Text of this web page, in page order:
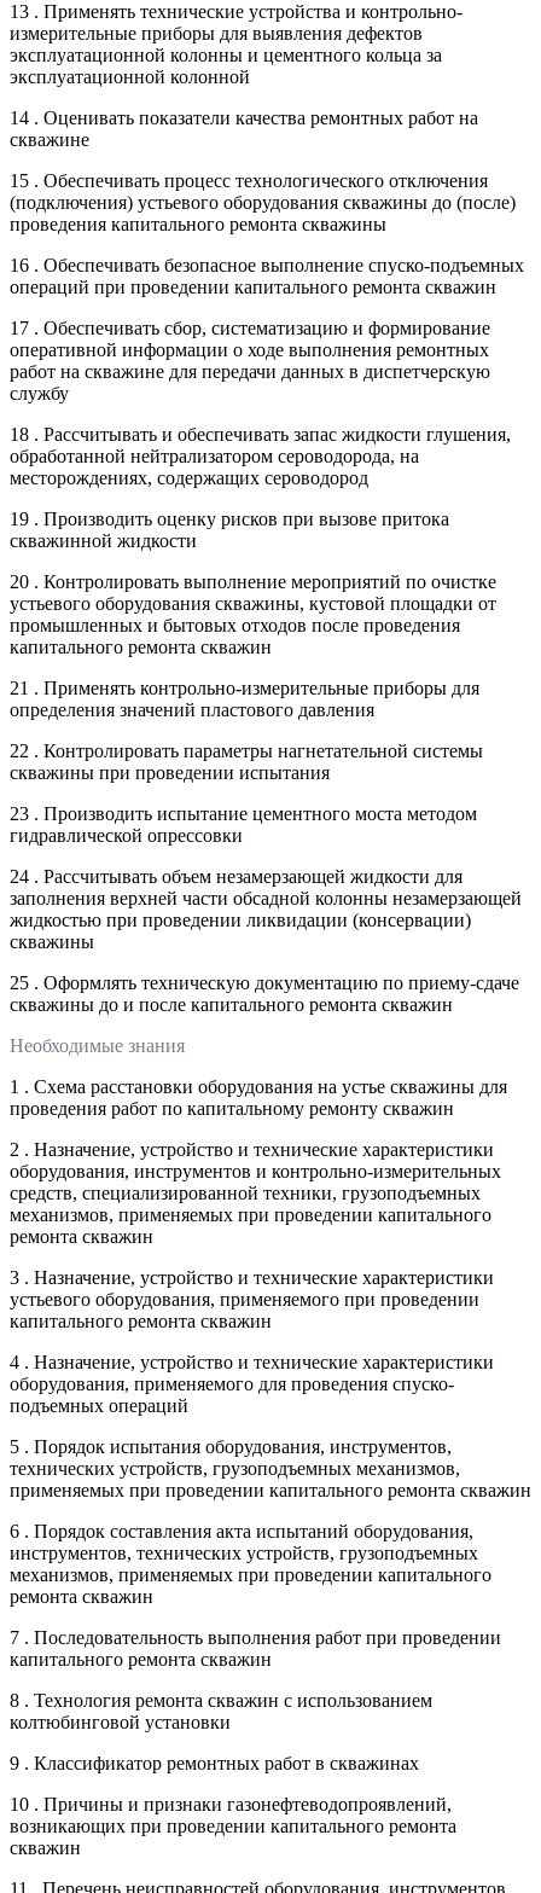
13 . Применять технические устройства и контрольно-
измерительные приборы для выявления дефектов
эксплуатационной колонны и цементного кольца за
эксплуатационной колонной
14 . Оценивать показатели качества ремонтных работ на
скважине
15 . Обеспечивать процесс технологического отключения
(подключения) устьевого оборудования скважины до (после)
проведения капитального ремонта скважины
16 . Обеспечивать безопасное выполнение спуско-подъемных
операций при проведении капитального ремонта скважин
17 . Обеспечивать сбор, систематизацию и формирование
оперативной информации о ходе выполнения ремонтных
работ на скважине для передачи данных в диспетчерскую
службу
18 . Рассчитывать и обеспечивать запас жидкости глушения,
обработанной нейтрализатором сероводорода, на
месторождениях, содержащих сероводород
19 . Производить оценку рисков при вызове притока
скважинной жидкости
20 . Контролировать выполнение мероприятий по очистке
устьевого оборудования скважины, кустовой площадки от
промышленных и бытовых отходов после проведения
капитального ремонта скважин
21 . Применять контрольно-измерительные приборы для
определения значений пластового давления
22 . Контролировать параметры нагнетательной системы
скважины при проведении испытания
23 . Производить испытание цементного моста методом
гидравлической опрессовки
24 . Рассчитывать объем незамерзающей жидкости для
заполнения верхней части обсадной колонны незамерзающей
жидкостью при проведении ликвидации (консервации)
скважины
25 . Оформлять техническую документацию по приему-сдаче
скважины до и после капитального ремонта скважин
Необходимые знания
1 . Схема расстановки оборудования на устье скважины для
проведения работ по капитальному ремонту скважин
2 . Назначение, устройство и технические характеристики
оборудования, инструментов и контрольно-измерительных
средств, специализированной техники, грузоподъемных
механизмов, применяемых при проведении капитального
ремонта скважин
3 . Назначение, устройство и технические характеристики
устьевого оборудования, применяемого при проведении
капитального ремонта скважин
4 . Назначение, устройство и технические характеристики
оборудования, применяемого для проведения спуско-
подъемных операций
5 . Порядок испытания оборудования, инструментов,
технических устройств, грузоподъемных механизмов,
применяемых при проведении капитального ремонта скважин
6 . Порядок составления акта испытаний оборудования,
инструментов, технических устройств, грузоподъемных
механизмов, применяемых при проведении капитального
ремонта скважин
7 . Последовательность выполнения работ при проведении
капитального ремонта скважин
8 . Технология ремонта скважин с использованием
колтюбинговой установки
9 . Классификатор ремонтных работ в скважинах
10 . Причины и признаки газонефтеводопроявлений,
возникающих при проведении капитального ремонта
скважин
11 . Перечень неисправностей оборудования, инструментов,